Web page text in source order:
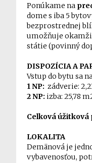
Ponúkame na
dome s iba 5
bezprostrednej
umožňuje
státie (povinný
DISPOZÍCIA A
Vstup do bytu sa
1 NP: zádverie:
2 NP:izba: 25,78
Celková úžitková
LOKALITA
Demänová je
vybavenosťou,